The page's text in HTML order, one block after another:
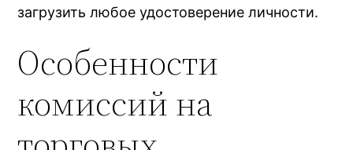
загрузить любое удостоверение личности.
Особенности
комиссий на